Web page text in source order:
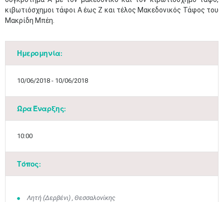
κιβωτιόσχημοι τάφοι Α έως Ζ και τέλος Μακεδονικός Τάφος του
Μακρίδη Μπέη.
Ημερομηνία:
10/06/2018 - 10/06/2018
Ώρα Έναρξης:
10:00
Τόπος:
Λητή (Δερβένι) , Θεσσαλονίκης